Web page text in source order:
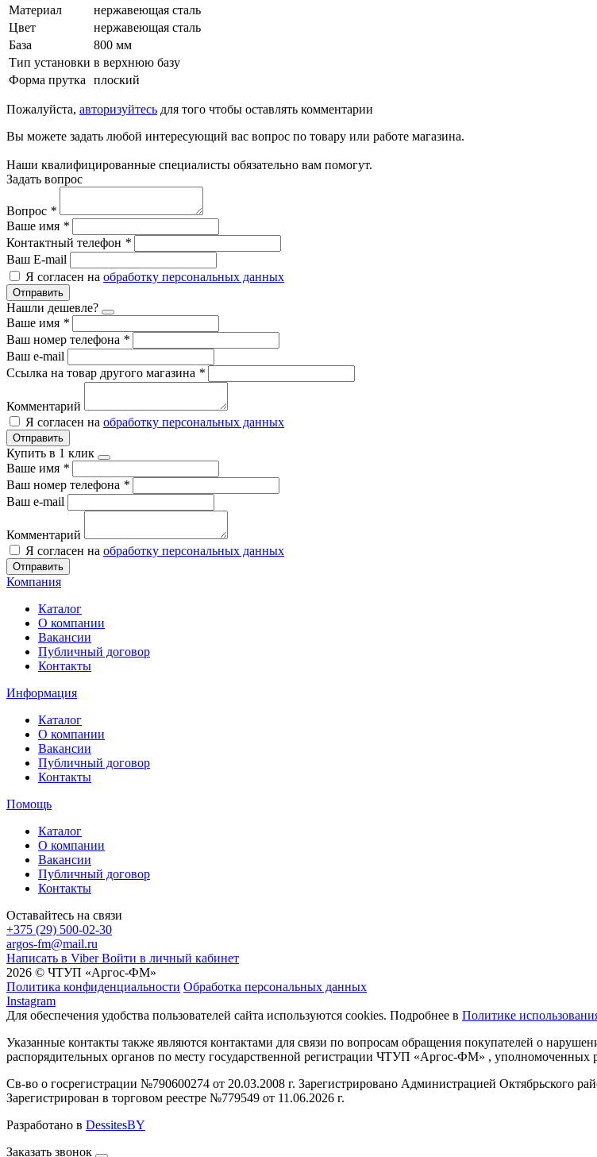
Материал
нержавеющая сталь
Цвет
нержавеющая сталь
База
800 мм
Тип установки в верхнюю базу
Форма прутка
плоский
Пожалуйста, авторизуйтесь для того чтобы оставлять комментарии
Вы можете задать любой интересующий вас вопрос по товару или работе магазина.
Наши квалифицированные специалисты обязательно вам помогут.
Задать вопрос
Вопрос *
Ваше имя *
Контактный телефон *
Ваш E-mail
Я согласен на обработку персональных данных
Отправить
Нашли дешевле?
Ваше имя *
Ваш номер телефона *
Ваш e-mail
Ссылка на товар другого магазина *
Комментарий
Я согласен на обработку персональных данных
Отправить
Купить в 1 клик
Ваше имя *
Ваш номер телефона *
Ваш e-mail
Комментарий
Я согласен на обработку персональных данных
Отправить
Компания
Каталог
О компании
Вакансии
Публичный договор
Контакты
Информация
Каталог
О компании
Вакансии
Публичный договор
Контакты
Помощь
Каталог
О компании
Вакансии
Публичный договор
Контакты
Оставайтесь на связи
+375 (29) 500-02-30
argos-fm@mail.ru
Написать в Viber Войти в личный кабинет
2026 © ЧТУП «Аргос-ФМ»
Политика конфиденциальности Обработка персональных данных
Instagram
Для обеспечения удобства пользователей сайта используются cookies. Подробнее в Политике
Указанные контакты также являются контактами для связи по вопросам обращения покупателей о
распорядительных органов по месту государственной регистрации ЧТУП «Аргос-ФМ» , уполномоченных
Св-во о госрегистрации №790600274 от 20.03.2008 г. Зарегистрировано Администрацией Октябрьского
Зарегистрирован в торговом реестре №779549 от 11.06.2026 г.
Разработано в DessitesBY
Заказать звонок